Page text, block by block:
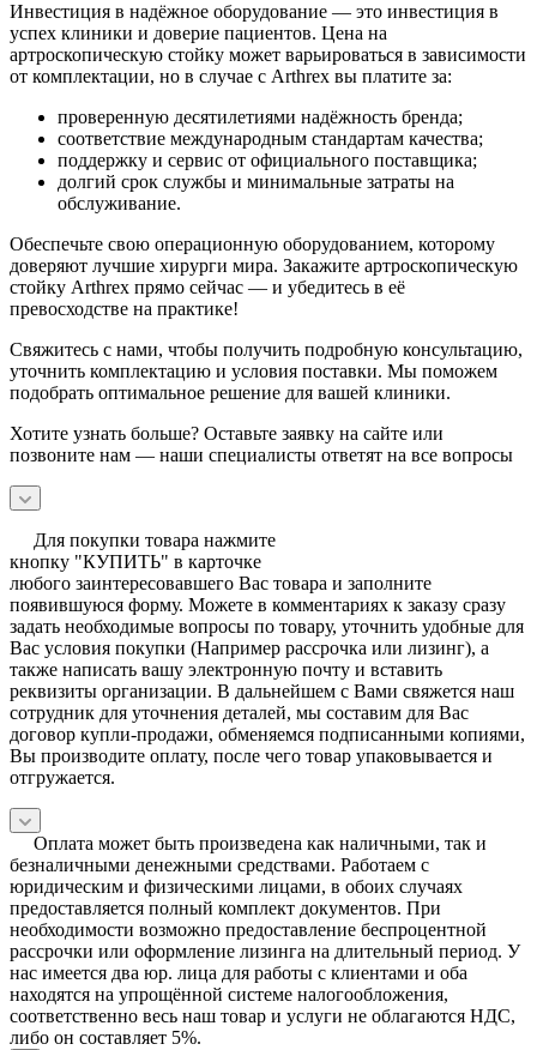
Инвестиция в надёжное оборудование — это инвестиция в
успех клиники и доверие пациентов. Цена на
артроскопическую стойку может варьироваться в зависимости
от комплектации, но в случае с Arthrex вы платите за:
проверенную десятилетиями надёжность бренда;
соответствие международным стандартам качества;
поддержку и сервис от официального поставщика;
долгий срок службы и минимальные затраты на
обслуживание.
Обеспечьте свою операционную оборудованием, которому
доверяют лучшие хирурги мира. Закажите артроскопическую
стойку Arthrex прямо сейчас — и убедитесь в её
превосходстве на практике!
Свяжитесь с нами, чтобы получить подробную консультацию,
уточнить комплектацию и условия поставки. Мы поможем
подобрать оптимальное решение для вашей клиники.
Хотите узнать больше? Оставьте заявку на сайте или
позвоните нам — наши специалисты ответят на все вопросы
Для покупки товара нажмите
кнопку "КУПИТЬ" в карточке
любого заинтересовавшего Вас товара и заполните
появившуюся форму. Можете в комментариях к заказу сразу
задать необходимые вопросы по товару, уточнить удобные для
Вас условия покупки (Например рассрочка или лизинг), а
также написать вашу электронную почту и вставить
реквизиты организации. В дальнейшем с Вами свяжется наш
сотрудник для уточнения деталей, мы составим для Вас
договор купли-продажи, обменяемся подписанными копиями,
Вы производите оплату, после чего товар упаковывается и
отгружается.
Оплата может быть произведена как наличными, так и
безналичными денежными средствами. Работаем с
юридическим и физическими лицами, в обоих случаях
предоставляется полный комплект документов. При
необходимости возможно предоставление беспроцентной
рассрочки или оформление лизинга на длительный период. У
нас имеется два юр. лица для работы с клиентами и оба
находятся на упрощённой системе налогообложения,
соответственно весь наш товар и услуги не облагаются НДС,
либо он составляет 5%.